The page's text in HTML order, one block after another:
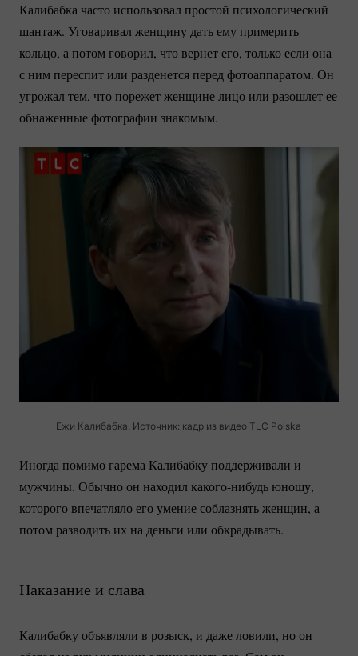
Калибабка часто использовал простой психологический
шантаж. Уговаривал женщину дать ему примерить
кольцо, а потом говорил, что вернет его, только если она
с ним переспит или разденется перед фотоаппаратом. Он
угрожал тем, что порежет женщине лицо или разошлет ее
обнаженные фотографии знакомым.
Ежи Калибабка. Источник: кадр из видео TLC Polska
Иногда помимо гарема Калибабку поддерживали и
мужчины. Обычно он находил какого-нибудьюношу,
которого впечатляло его умение соблазнять женщин, а
потом разводить их на деньги или обкрадывать.
Наказание и слава
Калибабку объявляли в розыск, и даже ловили, но он